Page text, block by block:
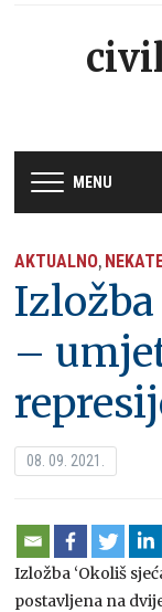
MENU
AKTUALNO,
Izložba
–
08. 09. 2021.
Izložba ‘Okoliš
postavljena na